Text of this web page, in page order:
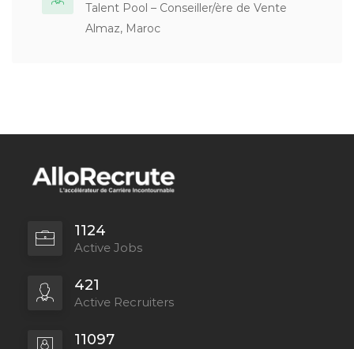
Talent Pool – Conseiller/ère de Vente
Almaz, Maroc
1124
Active Jobs
421
Active Recruiters
11097